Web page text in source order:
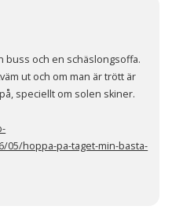
buss och en schäslongsoffa.
ut och om man är trött är
speciellt om solen skiner.
05/hoppa-pa-taget-min-basta-